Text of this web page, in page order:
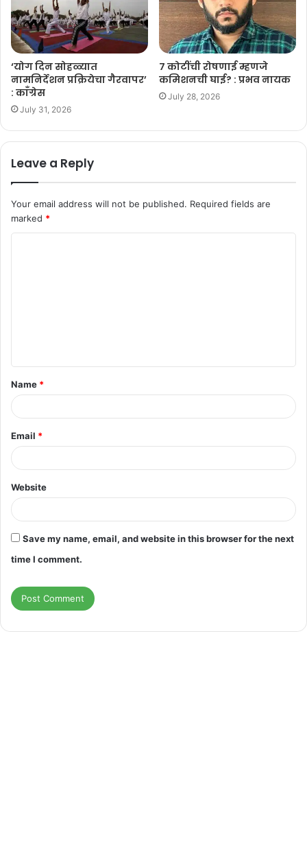
‘योग दिन सोहळ्यात
नामनिर्देशन प्रक्रियेचा गैरवापर’
: काँग्रेस
July 31, 2026
७ कोटींची रोषणाई म्हणजे
कमिशनची घाई? : प्रभव नायक
July 28, 2026
Leave a Reply
Your email address will not be published. Required fields are
marked *
t
*
Name *
Email *
Website
Save my name, email, and website in this browser for the next
time I comment.